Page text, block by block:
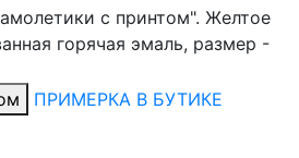
с принтом". Желтое
горячая эмаль, размер -
ПРИМЕРКА В БУТИКЕ